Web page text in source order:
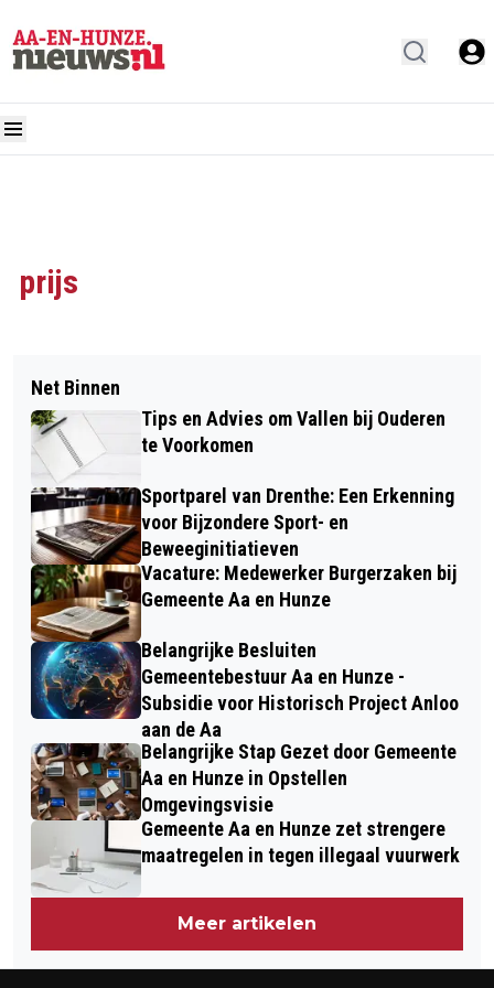
prijs
Net Binnen
Tips en Advies om Vallen bij Ouderen
te Voorkomen
Sportparel van Drenthe: Een Erkenning
voor Bijzondere Sport- en
Beweeginitiatieven
Vacature: Medewerker Burgerzaken bij
Gemeente Aa en Hunze
Belangrijke Besluiten
Gemeentebestuur Aa en Hunze -
Subsidie voor Historisch Project Anloo
aan de Aa
Belangrijke Stap Gezet door Gemeente
Aa en Hunze in Opstellen
Omgevingsvisie
Gemeente Aa en Hunze zet strengere
maatregelen in tegen illegaal vuurwerk
Meer artikelen